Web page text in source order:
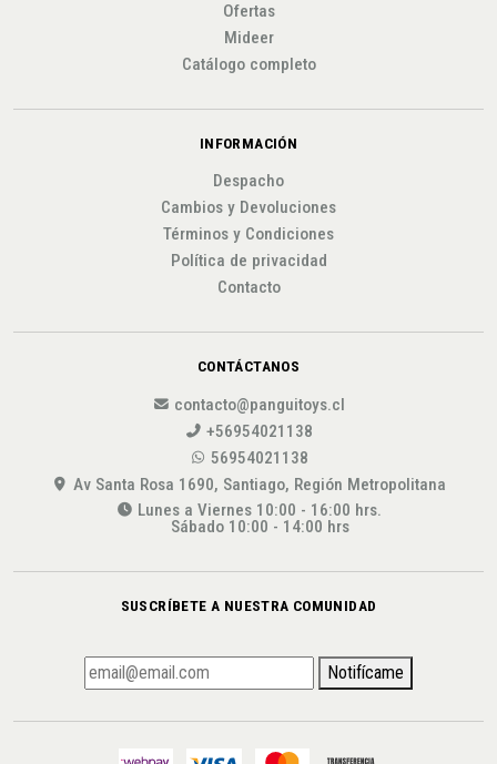
Ofertas
Mideer
Catálogo completo
INFORMACIÓN
Despacho
Cambios y Devoluciones
Términos y Condiciones
Política de privacidad
Contacto
CONTÁCTANOS
contacto@panguitoys.cl
+56954021138
56954021138
Av Santa Rosa 1690, Santiago, Región Metropolitana
Lunes a Viernes 10:00 - 16:00 hrs.
Sábado 10:00 - 14:00 hrs
SUSCRÍBETE A NUESTRA COMUNIDAD
Notifícame